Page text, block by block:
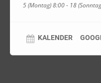
5 (Montag) 8:00 - 18
KALENDER